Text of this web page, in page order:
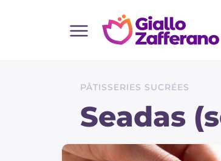
Toutes les recettes
Plats principaux
PÂTISSERIES SUCRÉES
Seadas